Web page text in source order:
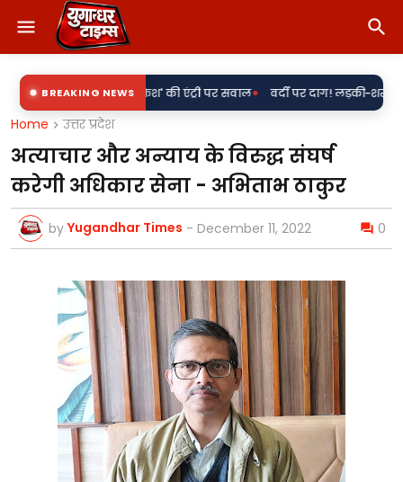
BREAKING NEWS
के साथ 'राकेश' की एंट्री पर सवाल• वर्दी पर दाग! लड़की-शराब की मांग और
Home उत्तर प्रदेश
अत्याचार और अन्याय के विरुद्ध संघर्ष
करेगी अधिकार सेना - अभिताभ ठाकुर
by Yugandhar Times - December 11, 2022 0